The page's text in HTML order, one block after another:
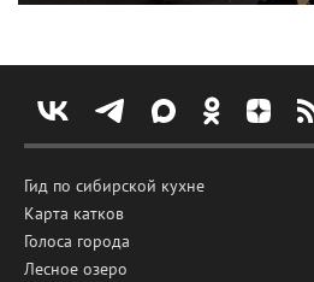
Гид по сибирской кухне
Карта катков
Голоса города
Лесное озеро